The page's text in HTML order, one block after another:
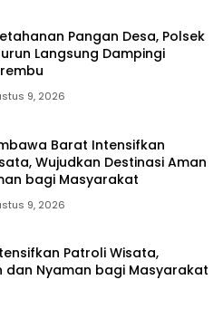
Pangan Desa, Polsek
Langsung Dampingi
9, 2026
Barat Intensifkan
Wujudkan Destinasi Aman
bagi Masyarakat
9, 2026
Patroli Wisata,
dan Nyaman bagi Masyarakat